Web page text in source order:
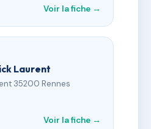
Voir la fiche →
Laurent
35200 Rennes
Voir la fiche →